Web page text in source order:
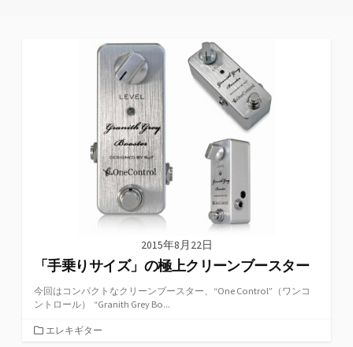
2015年8月22日
「手乗りサイズ」の極上クリーンブースター
今回はコンパクトなクリーンブースター、“One Control”（ワンコ
ントロール） “Granith Grey Bo...
カエレキギター